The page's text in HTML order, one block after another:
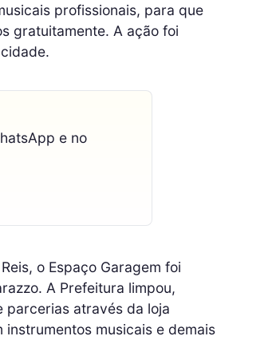
profissionais, para que
gratuitamente. A ação foi
e no
o Espaço Garagem foi
A Prefeitura limpou,
parcerias através da loja
musicais e demais